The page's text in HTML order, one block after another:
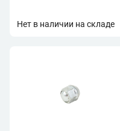
Нет в наличии на складе